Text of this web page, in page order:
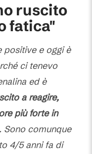
ruscito
fatica"
positive e oggi è
ci tenevo
ed è
a reagire,
più forte in
Sono comunque
4/5 anni fa di